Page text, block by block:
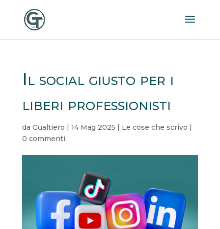
Il social giusto per i
liberi professionisti
da Gualtiero | 14 Mag 2025 | Le cose che scrivo |
0 commenti